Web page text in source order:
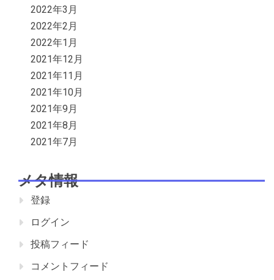
2022年3月
2022年2月
2022年1月
2021年12月
2021年11月
2021年10月
2021年9月
2021年8月
2021年7月
メタ情報
登録
ログイン
投稿フィード
コメントフィード